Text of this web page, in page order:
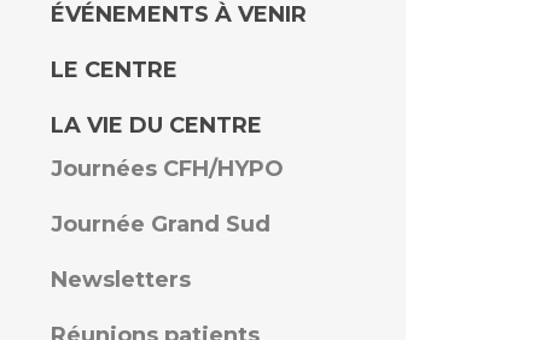
en santé à l’AP-HM
sans tabac
ÉVÉNEMENTS À VENIR
LE CENTRE
LA VIE DU CENTRE
Journées CFH/HYPO
Journée Grand Sud
Newsletters